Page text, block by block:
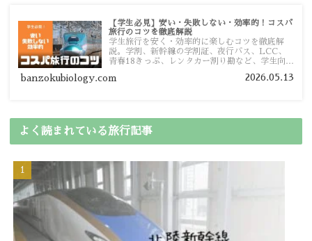
【学生必見】安い・失敗しない・効率的！コスパ
旅行のコツを徹底解説
学生旅行を安く・効率的に楽しむコツを徹底解
説。学割、新幹線の学割証、夜行バス、LCC、
青春18きっぷ、レンタカー割り勘など、学生向け
banzokubiology.com 2026.05.13
よく読まれている旅行記事